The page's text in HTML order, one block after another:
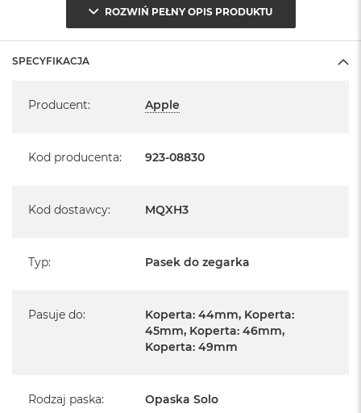
ROZWIŃ PEŁNY OPIS PRODUKTU
SPECYFIKACJA
Producent: Apple
Kod producenta: 923-08830
Kod dostawcy: MQXH3
Typ: Pasek do zegarka
Pasuje do:
Koperta: 44mm, Koperta:
45mm, Koperta: 46mm,
Koperta: 49mm
Rodzaj paska: Opaska Solo